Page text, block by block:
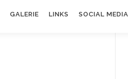
GALERIE LINKS SOCIAL MEDIA